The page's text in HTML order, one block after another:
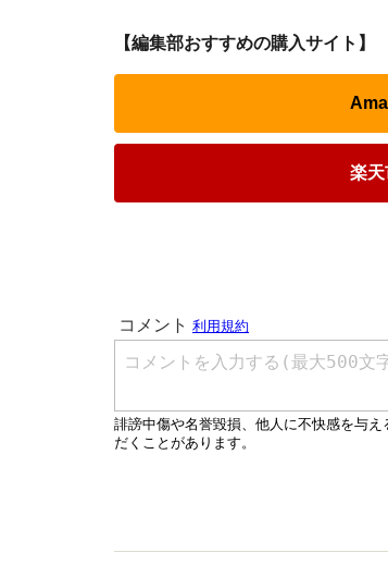
【編集部おすすめの購入サイト】
楽天